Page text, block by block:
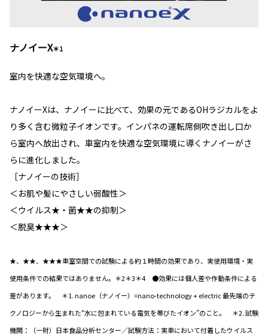
ナノイーX＊1
室内を快適な空気環境へ。
ナノイーXは、ナノイーに比べて、効果の元であるOHラジカルをよ
り多く含む微粒子イオンです。インパネの運転席側吹き出し口か
ら室内へ放出され、車室内を快適な空気環境に導くナノイーがさ
らに進化しました。
［ナノイーの技術］
＜お肌や髪にやさしい弱酸性＞
＜ウイルス★・菌★★の抑制＞
＜脱臭★★★＞
★、★★、★★★車室空間での試験による約１時間の効果であり、実使用環境・実
使用条件での結果ではありません。＊2＊3＊4 ●効果には個人差や作動条件による
差があります。 ＊1. nanoe（ナノイー）=nano-technology + electric 最先端のテ
クノロジーから生まれた“水に包まれている電気を帯びたイオン”のこと。 ＊2. 試験
機関：（一財）日本食品分析センター／試験方法：実車において付着したウイルス